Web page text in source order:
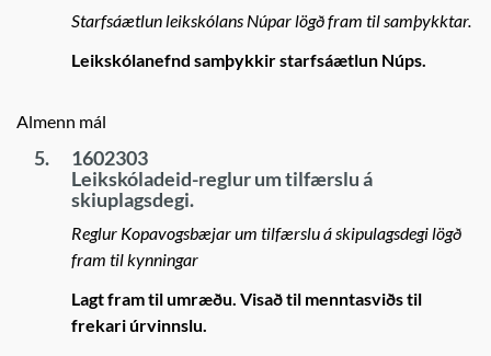
Starfsáætlun leikskólans Núpar lögð fram til samþykktar.
Leikskólanefnd samþykkir starfsáætlun Núps.
Almenn mál
5.
1602303
Leikskóladeid-reglur um tilfærslu á
skiuplagsdegi.
Reglur Kopavogsbæjar um tilfærslu á skipulagsdegi lögð
fram til kynningar
Lagt fram til umræðu. Visað til menntasviðs til
frekari úrvinnslu.